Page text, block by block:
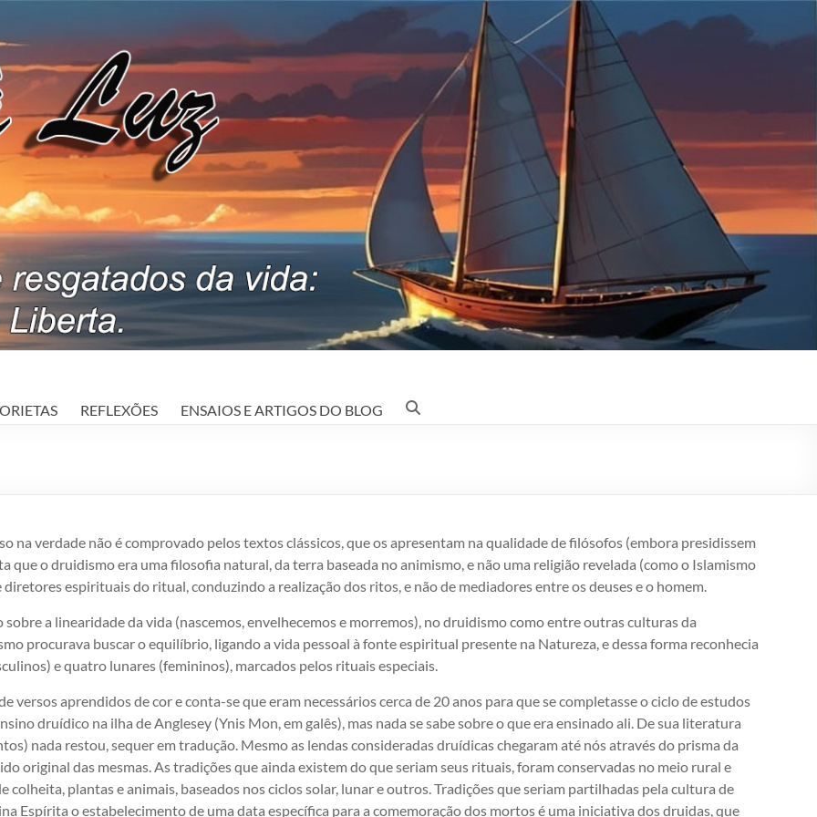
REFLEXÕES ENSAIOS E ARTIGOS DO BLOG
na verdade não é comprovado pelos textos clássicos, que os apresentam na qualidade de filósofos (embora presidissem
que o druidismo era uma filosofia natural, da terra baseada no animismo, e não uma religião revelada (como o Islamismo
espirituais do ritual, conduzindo a realização dos ritos, e não de mediadores entre os deuses e o homem.
a linearidade da vida (nascemos, envelhecemos e morremos), no druidismo como entre outras culturas da
procurava buscar o equilíbrio, ligando a vida pessoal à fonte espiritual presente na Natureza, e dessa forma reconhecia
e quatro lunares (femininos), marcados pelos rituais especiais.
versos aprendidos de cor e conta-se que eram necessários cerca de 20 anos para que se completasse o ciclo de estudos
druídico na ilha de Anglesey (Ynis Mon, em galês), mas nada se sabe sobre o que era ensinado ali. De sua literatura
nada restou, sequer em tradução. Mesmo as lendas consideradas druídicas chegaram até nós através do prisma da
original das mesmas. As tradições que ainda existem do que seriam seus rituais, foram conservadas no meio rural e
plantas e animais, baseados nos ciclos solar, lunar e outros. Tradições que seriam partilhadas pela cultura de
Espírita o estabelecimento de uma data específica para a comemoração dos mortos é uma iniciativa dos druidas, que